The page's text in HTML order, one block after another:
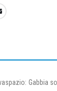
Gabbia